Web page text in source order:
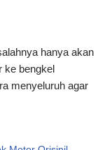
hanya akan
ke bengkel
menyeluruh agar